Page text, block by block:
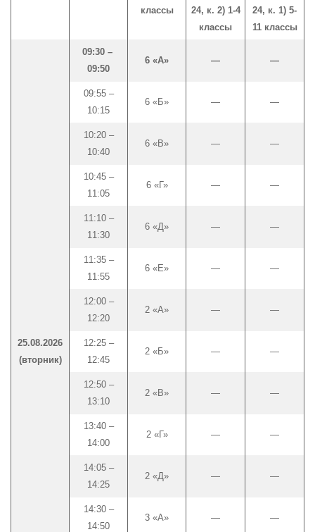
классы
24, к. 2) 1-4
классы
24, к. 1) 5-
11 классы
25.08.2026
(вторник)
09:30 –
09:50
6 «А» — —
09:55 –
10:15
6 «Б» — —
10:20 –
10:40
6 «В» — —
10:45 –
11:05
6 «Г» — —
11:10 –
11:30
6 «Д» — —
11:35 –
11:55
6 «Е» — —
12:00 –
12:20
2 «А» — —
12:25 –
12:45
2 «Б» — —
12:50 –
13:10
2 «В» — —
13:40 –
14:00
2 «Г» — —
14:05 –
14:25
2 «Д» — —
14:30 –
14:50
3 «А» — —